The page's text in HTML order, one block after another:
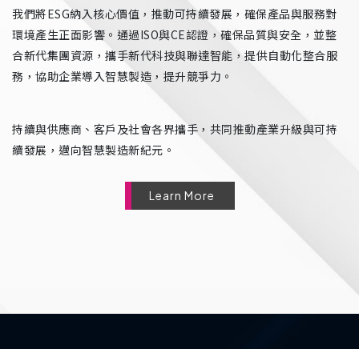
我們將ESG納入核心價值，推動可持續發展，確保產品與服務對
環境產生正面影響。通過ISO與CE認證，確保品質與安全，並整
合新代集團資源，攜手新代科技與聯達智能，提供自動化整合服
務，協助企業導入智慧製造，提升競爭力。
持續與供應商、客戶及社會各界攜手，共同推動產業升級與可持
續發展，邁向智慧製造新紀元。
Learn More